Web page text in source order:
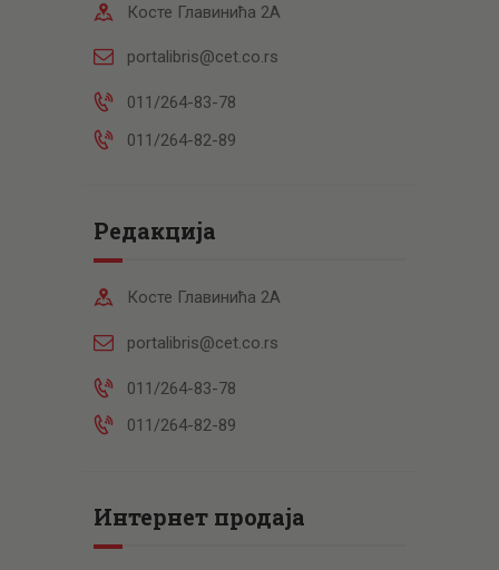
Косте Главинића 2А
portalibris@cet.co.rs
011/264-83-78
011/264-82-89
Редакција
Косте Главинића 2А
portalibris@cet.co.rs
011/264-83-78
011/264-82-89
Интернет продаја